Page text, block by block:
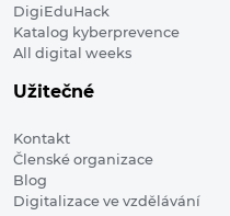
DigiEduHack
Katalog kyberprevence
All digital weeks
Užitečné
Kontakt
Členské organizace
Blog
Digitalizace ve vzdělávání